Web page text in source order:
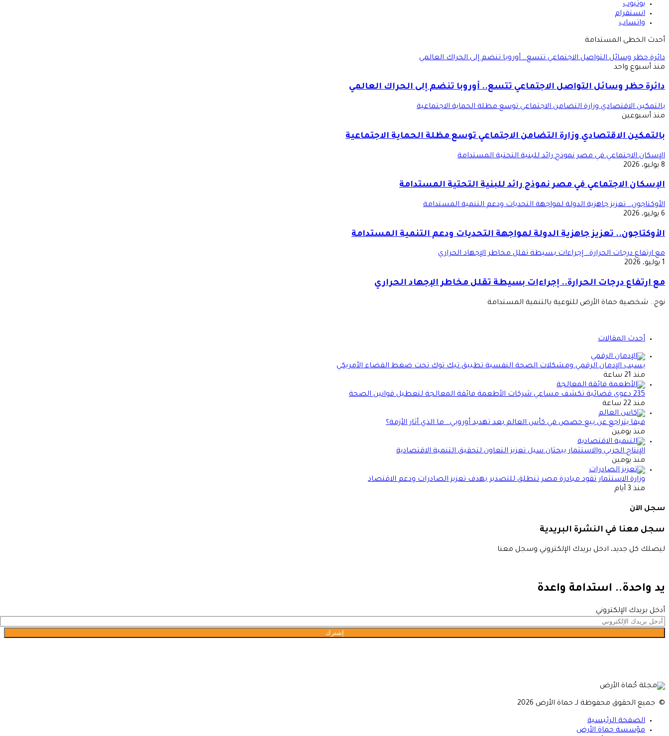
يوتيوب
انستقرام
واتساب
أحدث الخطى المستدامة
دائرة حظر وسائل التواصل الاجتماعي تتسع.. أوروبا تنضم إلى الحراك العالمي
منذ أسبوع واحد
دائرة حظر وسائل التواصل الاجتماعي تتسع.. أوروبا تنضم إلى الحراك العالمي
بالتمكين الاقتصادي وزارة التضامن الاجتماعي توسع مظلة الحماية الاجتماعية
منذ أسبوعين
بالتمكين الاقتصادي وزارة التضامن الاجتماعي توسع مظلة الحماية الاجتماعية
الإسكان الاجتماعي في مصر نموذج رائد للبنية التحتية المستدامة
8 يوليو، 2026
الإسكان الاجتماعي في مصر نموذج رائد للبنية التحتية المستدامة
الأوكتاجون.. تعزيز جاهزية الدولة لمواجهة التحديات ودعم التنمية المستدامة
6 يوليو، 2026
الأوكتاجون.. تعزيز جاهزية الدولة لمواجهة التحديات ودعم التنمية المستدامة
مع ارتفاع درجات الحرارة.. إجراءات بسيطة تقلل مخاطر الإجهاد الحراري
1 يوليو، 2026
مع ارتفاع درجات الحرارة.. إجراءات بسيطة تقلل مخاطر الإجهاد الحراري
نوح.. شخصية حماة الأرض للتوعية بالتنمية المستدامة
أحدث المقالات
بسبب الإدمان الرقمي ومشكلات الصحة النفسية تطبيق تيك توك تحت ضغط القضاء الأمريكي
منذ 21 ساعة
235 دعوى قضائية تكشف مساعي شركات الأطعمة فائقة المعالجة لتعطيل قوانين الصحة
منذ 22 ساعة
فيفا يتراجع عن بيع حصص في كأس العالم بعد تهديد أوروبي.. ما الذي أثار الأزمة؟
منذ يومين
الإنتاج الحربي والاستثمار يبحثان سبل تعزيز التعاون لتحقيق التنمية الاقتصادية
منذ يومين
وزارة الاستثمار تقود مبادرة مصر تنطلق للتصدير بهدف تعزيز الصادرات ودعم الاقتصاد
منذ 3 أيام
سجل الآن
سجل معنا في النشرة البريدية
ليصلك كل جديد، ادخل بريدك الإلكتروني وسجل معنا
يد واحدة.. استدامة واعدة
أدخل بريدك الإلكتروني
© جميع الحقوق محفوظة لـ حماة الأرض 2026
الصفحة الرئيسية
مؤسسة حماة الأرض